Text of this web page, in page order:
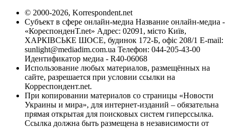
© 2000-2026, Korrespondent.net
Субъект в сфере онлайн-медиа Название онлайн-медиа -
«КореспонденТ.net» Адрес: 02091, місто Київ,
ХАРКІВСЬКЕ ШОСЕ, будинок 172-Б, офіс 208/1 E-mail:
sunlight@mediadim.com.ua Телефон: 044-205-43-00
Идентификатор медиа - R40-06068
Использование любых материалов, размещённых на
сайте, разрешается при условии ссылки на
Корреспондент.net.
При копировании материалов со страницы «Новости
Украины и мира», для интернет-изданий – обязательна
прямая открытая для поисковых систем гиперссылка.
Ссылка должна быть размещена в независимости от